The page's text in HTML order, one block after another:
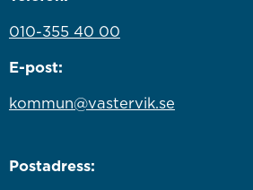
010-355 40 00
E-post:
kommun@vastervik.se
Postadress: